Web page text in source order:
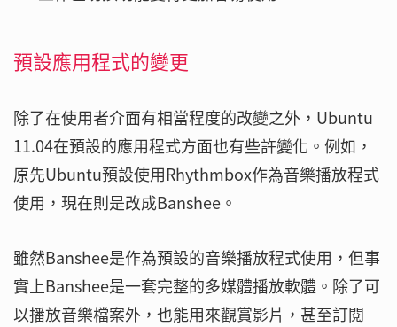
預設應用程式的變更
除了在使用者介面有相當程度的改變之外，Ubuntu
11.04在預設的應用程式方面也有些許變化。例如，
原先Ubuntu預設使用Rhythmbox作為音樂播放程式
使用，現在則是改成Banshee。
雖然Banshee是作為預設的音樂播放程式使用，但事
實上Banshee是一套完整的多媒體播放軟體。除了可
以播放音樂檔案外，也能用來觀賞影片，甚至訂閱